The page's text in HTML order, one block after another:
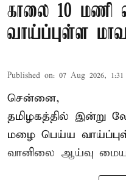
காலை 10 மணி
வாய்ப்புள்ள
Published on: 07 Aug 2026,
சென்னை,
தமிழகத்தில் இன்று
மழை பெய்ய
வானிலை ஆய்வு மையம்